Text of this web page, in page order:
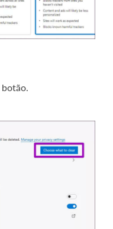
botão.